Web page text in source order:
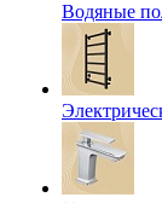
Водяные